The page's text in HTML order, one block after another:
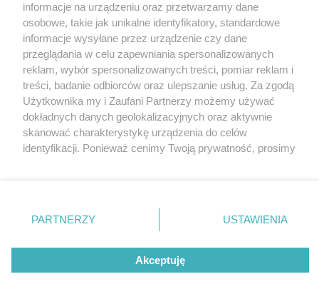
Nie zapomnij
zapoznać się z:
polityką prywatności regulamin korzystania z portali
Twojemiasto
Piekary Śląskie
Chorzów
Tarnowskie Góry
Gliwice
Skontaktuj sięz nami
Kontakt
Wydawca
Redakcja
informacje na urządzeniu oraz przetwarzamy dane
osobowe, takie jak unikalne identyfikatory, standardowe
informacje wysyłane przez urządzenie czy dane
przeglądania w celu zapewniania spersonalizowanych
reklam, wybór spersonalizowanych treści, pomiar reklam i
treści, badanie odbiorców oraz ulepszanie usług. Za zgodą
Użytkownika my i Zaufani Partnerzy możemy używać
dokładnych danych geolokalizacyjnych oraz aktywnie
skanować charakterystykę urządzenia do celów
identyfikacji. Ponieważ cenimy Twoją prywatność, prosimy
prywatności znajdujący się w lewym dolnym rogu strony
. Niektóre rodzaje przetwarzania danych nie wymagają
zgody użytkownika, ale masz prawo sprzeciwić się
takiemu przetwarzaniu. Preferencje będą miały
zastosowania tylko na tej witrynie.
PARTNERZY USTAWIENIA
Akceptuję